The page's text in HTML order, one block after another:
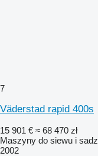
7
Väderstad rapid 400s
15 901 € ≈ 68 470 zł
Maszyny do siewu i
2002